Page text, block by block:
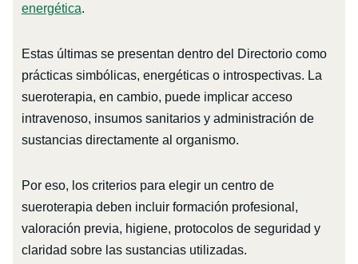
energética.
Estas últimas se presentan dentro del Directorio como
prácticas simbólicas, energéticas o introspectivas. La
sueroterapia, en cambio, puede implicar acceso
intravenoso, insumos sanitarios y administración de
sustancias directamente al organismo.
Por eso, los criterios para elegir un centro de
sueroterapia deben incluir formación profesional,
valoración previa, higiene, protocolos de seguridad y
claridad sobre las sustancias utilizadas.